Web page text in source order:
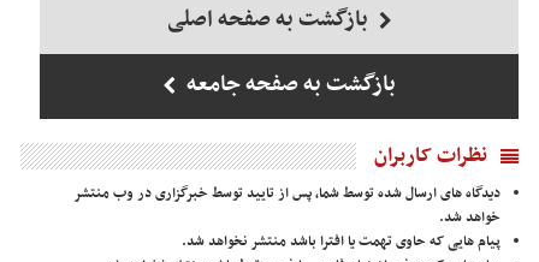
بازگشت به صفحه اصلی
بازگشت به صفحه جامعه
نظرات کاربران
دیدگاه های ارسال شده توسط شما، پس از تایید توسط خبرگزاری در وب منتشر
خواهد شد.
پیام هایی که حاوی تهمت یا افترا باشد منتشر نخواهد شد.